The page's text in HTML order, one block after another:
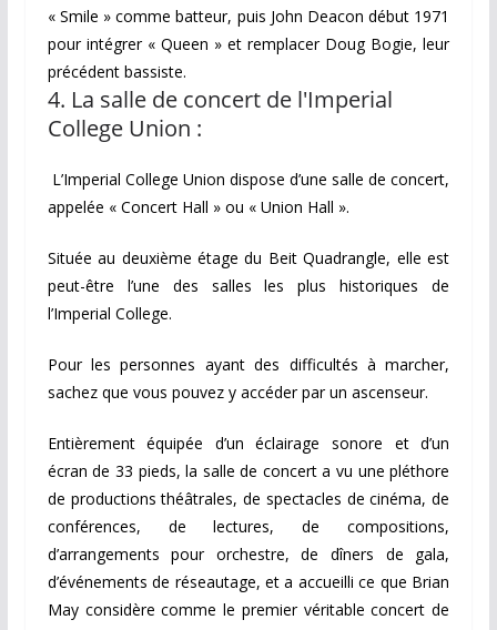
« Smile » comme batteur, puis John Deacon début 1971
pour intégrer « Queen » et remplacer Doug Bogie, leur
précédent bassiste.
4. La salle de concert de l'Imperial
College Union :
L’Imperial College Union dispose d’une salle de concert,
appelée « Concert Hall » ou « Union Hall ».
Située au deuxième étage du Beit Quadrangle, elle est
peut-être l’une des salles les plus historiques de
l’Imperial College.
Pour les personnes ayant des difficultés à marcher,
sachez que vous pouvez y accéder par un ascenseur.
Entièrement équipée d’un éclairage sonore et d’un
écran de 33 pieds, la salle de concert a vu une pléthore
de productions théâtrales, de spectacles de cinéma, de
conférences, de lectures, de compositions,
d’arrangements pour orchestre, de dîners de gala,
d’événements de réseautage, et a accueilli ce que Brian
May considère comme le premier véritable concert de